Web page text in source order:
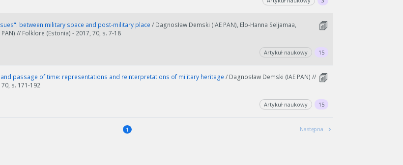
between military space and post-military place / Dagnosław Demski (IAE PAN), Elo-Hanna Seljamaa,
// Folklore (Estonia) - 2017, 70, s. 7-18
Artykuł naukowy 15
passage of time: representations and reinterpretations of military heritage / Dagnosław Demski (IAE PAN) //
s. 171-192
Artykuł naukowy 15
Następna
1